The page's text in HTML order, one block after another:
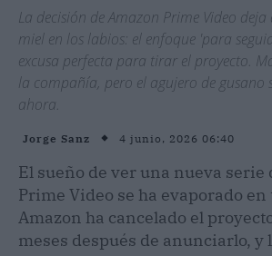
La decisión de Amazon Prime Video
miel en los labios: el enfoque 'para
excusa perfecta para tirar el proyecto.
la compañía, pero el agujero de gusano
ahora.
Jorge Sanz 4 junio, 2026 06:40
El sueño de ver una nueva serie
Prime Video se ha evaporado
Amazon ha cancelado el
meses después de anunciarlo, y